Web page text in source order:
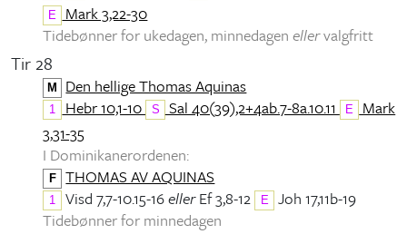
E
Mark 3,22-30
Tidebønner for ukedagen, minnedagen ellervalgfritt
Tir 28
M Den hellige Thomas Aquinas
1 Hebr 10,1-10 S Sal 40(39),2+4ab.7-8a.10.11 E
Mark
3,31-35
I Dominikanerordenen:
F THOMAS AV AQUINAS
1 Visd 7,7-10.15-16ellerEf 3,8-12 E Joh 17,11b-19
Tidebønner for minnedagen